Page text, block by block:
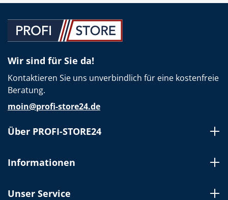
Wir sind für Sie da!
Kontaktieren Sie uns unverbindlich für eine kostenfreie
Beratung.
moin@profi-store24.de
Über PROFI-STORE24
Informationen
Unser Service